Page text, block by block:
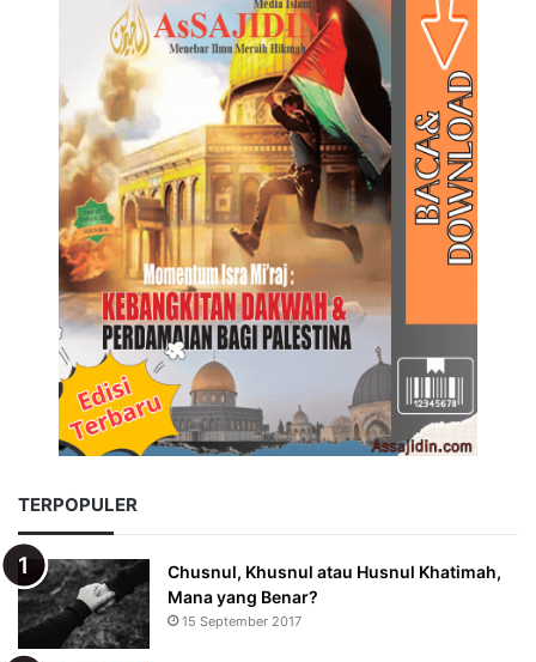
TERPOPULER
Chusnul, Khusnul atau Husnul Khatimah,
Mana yang Benar?
15 September 2017